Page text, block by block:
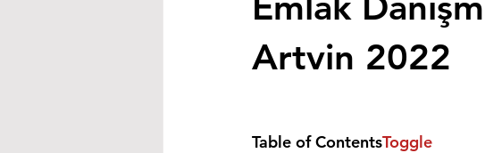
Artvin 2022
Table of ContentsToggle